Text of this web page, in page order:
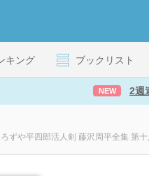
キング ブックリスト
NEW 2週
ずや平四郎活人剣 藤沢周平全集 第十